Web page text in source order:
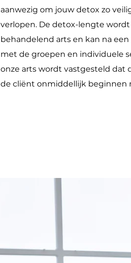
aanwezig om jouw detox zo
verlopen. De detox-lengte
behandelend arts en kan na
met de groepen en individuele
onze arts wordt vastgesteld dat
de cliënt onmiddellijk beginnen